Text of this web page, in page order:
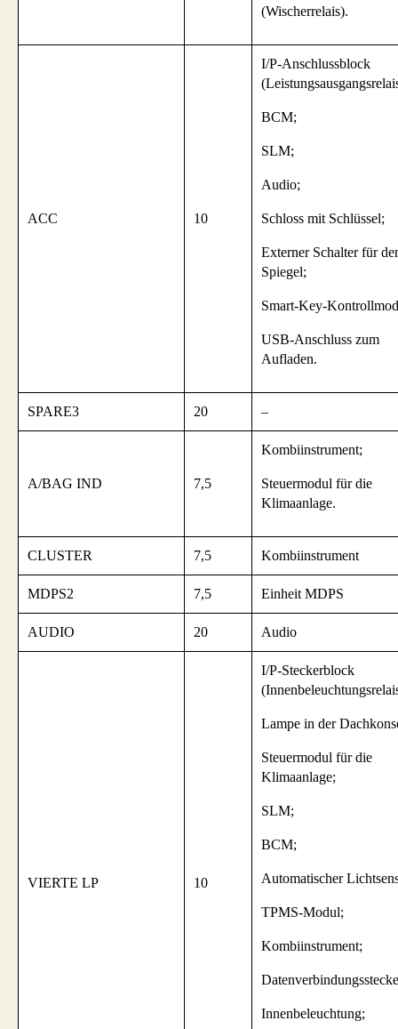
(Wischerrelais).
ACC 10
I/P-Anschlussblock
BCM;
SLM;
Audio;
Schloss mit Schlüssel;
Externer Schalter für
Spiegel;
Smart-Key-
USB-Anschluss zum
Aufladen.
SPARE3 20 –
A/BAG IND 7,5
Kombiinstrument;
Steuermodul für die
Klimaanlage.
CLUSTER 7,5 Kombiinstrument
MDPS2 7,5 Einheit MDPS
AUDIO 20 Audio
VIERTE LP 10
I/P-Steckerblock
Lampe in der
Steuermodul für die
Klimaanlage;
SLM;
BCM;
Automatischer
TPMS-Modul;
Kombiinstrument;
Innenbeleuchtung;